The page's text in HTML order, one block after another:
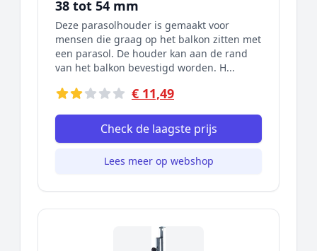
38 tot 54 mm
Deze parasolhouder is gemaakt voor
mensen die graag op het balkon zitten met
een parasol. De houder kan aan de rand
van het balkon bevestigd worden. H...
€ 11,49
Check de laagste prijs
Lees meer op webshop